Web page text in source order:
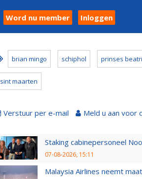
Word nu member Inloggen
brian mingo schiphol prinses
sint maarten
Verstuur per e-mail Meld u aan voor
Staking cabinepersoneel
07-08-2026, 15:11
Malaysia Airlines neemt